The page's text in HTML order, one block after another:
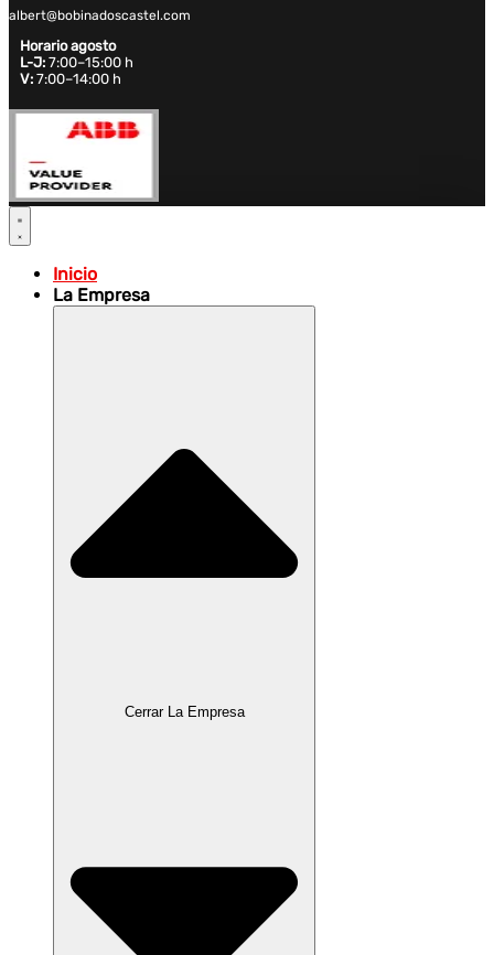
albert@bobinadoscastel.com
Horario agosto
L-J: 7:00–15:00 h
V: 7:00–14:00 h
Inicio
La Empresa
Cerrar La Empresa